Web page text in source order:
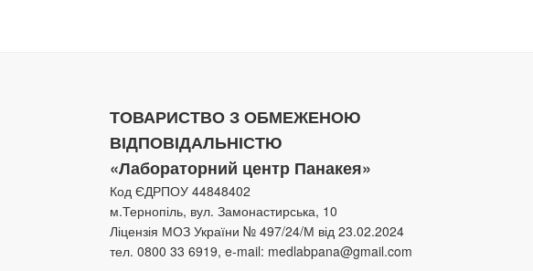
ТОВАРИСТВО З ОБМЕЖЕНОЮ
ВІДПОВІДАЛЬНІСТЮ
«Лабораторний центр Панакея»
Код ЄДРПОУ 44848402
м.Тернопіль, вул. Замонастирська, 10
Ліцензія МОЗ України № 497/24/М від 23.02.2024
тел. 0800 33 6919, e-mail: medlabpana@gmail.com